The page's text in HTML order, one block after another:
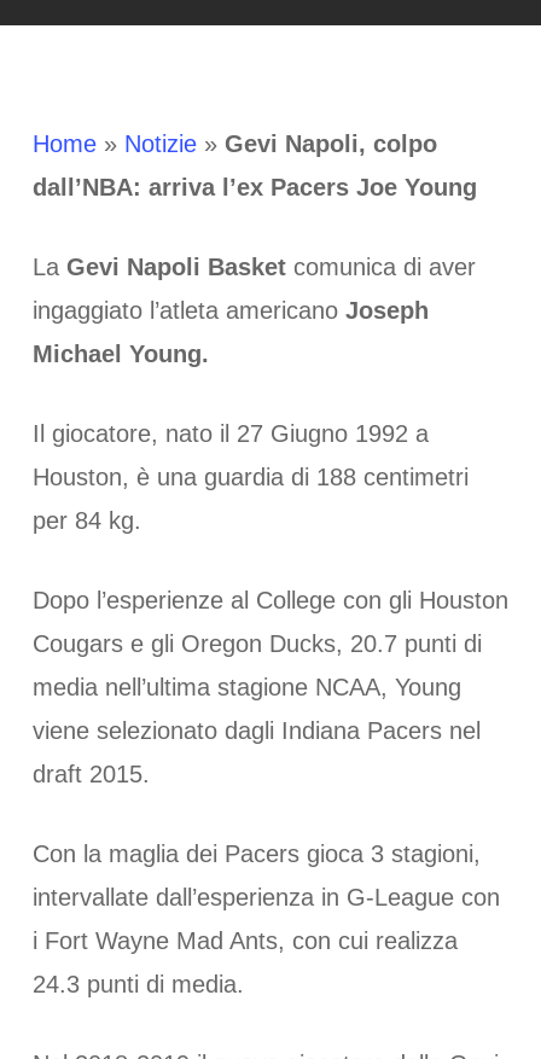
Home» Notizie» Gevi Napoli, colpo
dall’NBA: arriva l’ex Pacers Joe Young
La Gevi Napoli Basketcomunica di aver
ingaggiato l’atleta americano Joseph
Michael Young.
Il giocatore, nato il 27 Giugno 1992 a
Houston, è una guardia di 188 centimetri
per 84 kg.
Dopo l’esperienze al College con gli Houston
Cougars e gli Oregon Ducks, 20.7 punti di
media nell’ultima stagione NCAA, Young
viene selezionato dagli Indiana Pacers nel
draft 2015.
Con la maglia dei Pacers gioca 3 stagioni,
intervallate dall’esperienza in G-League con
i Fort Wayne Mad Ants, con cui realizza
24.3 punti di media.